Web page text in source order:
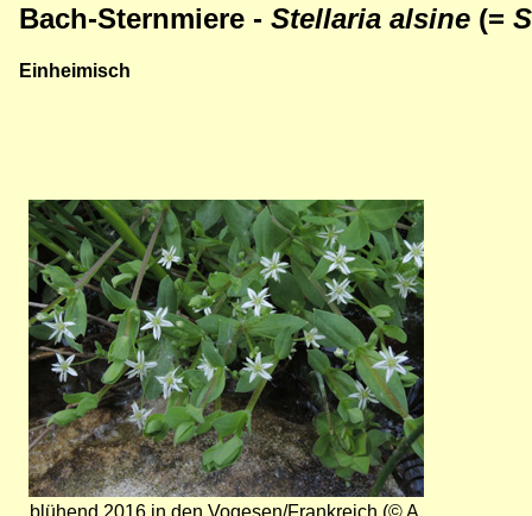
Bach-Sternmiere - Stellaria alsine (=
Einheimisch
Bild